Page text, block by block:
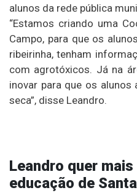
alunos da rede pública
“Estamos criando uma
Campo, para que os
ribeirinha, tenham
com agrotóxicos. Já na
inovar para que os alunos
seca”, disse Leandro.
Leandro quer
educação de